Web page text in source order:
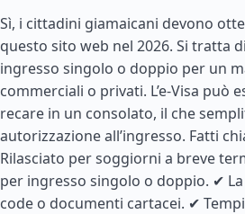
Sì, i cittadini giamaicani devono
questo sito web nel 2026. Si tratta
ingresso singolo o doppio per un
commerciali o privati. L’e-Visa può
recare in un consolato, il che
autorizzazione all’ingresso. Fatti
Rilasciato per soggiorni a breve
per ingresso singolo o doppio. ✔
code o documenti cartacei. ✔